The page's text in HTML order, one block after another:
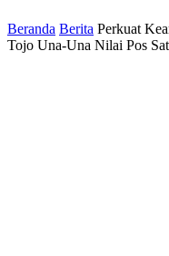
Beranda Berita Perkuat
Tojo Una-Una Nilai Pos